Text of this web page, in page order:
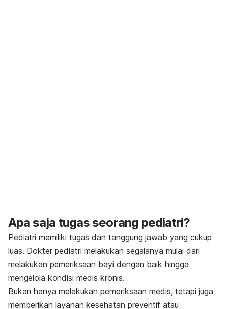
Apa saja tugas seorang pediatri?
Pediatri memiliki tugas dan tanggung jawab yang cukup
luas. Dokter pediatri melakukan segalanya mulai dari
melakukan pemeriksaan bayi dengan baik hingga
mengelola kondisi medis kronis.
Bukan hanya melakukan pemeriksaan medis, tetapi juga
memberikan layanan kesehatan preventif atau